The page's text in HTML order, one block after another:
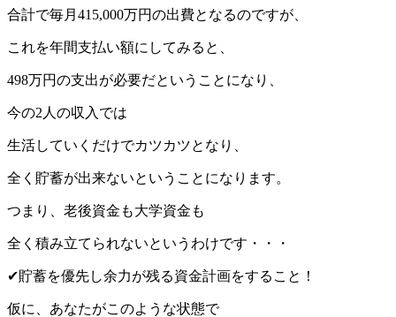
合計で毎月415,000万円の出費となるのですが、
これを年間支払い額にしてみると、
498万円の支出が必要だということになり、
今の2人の収入では
生活していくだけでカツカツとなり、
全く貯蓄が出来ないということになります。
つまり、老後資金も大学資金も
全く積み立てられないというわけです・・・
✔︎貯蓄を優先し余力が残る資金計画をすること！
仮に、あなたがこのような状態で